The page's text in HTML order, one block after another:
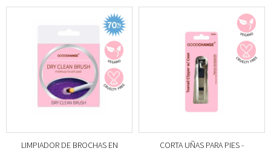
LIMPIADOR DE BROCHAS EN
CORTA UÑAS PARA PIES -